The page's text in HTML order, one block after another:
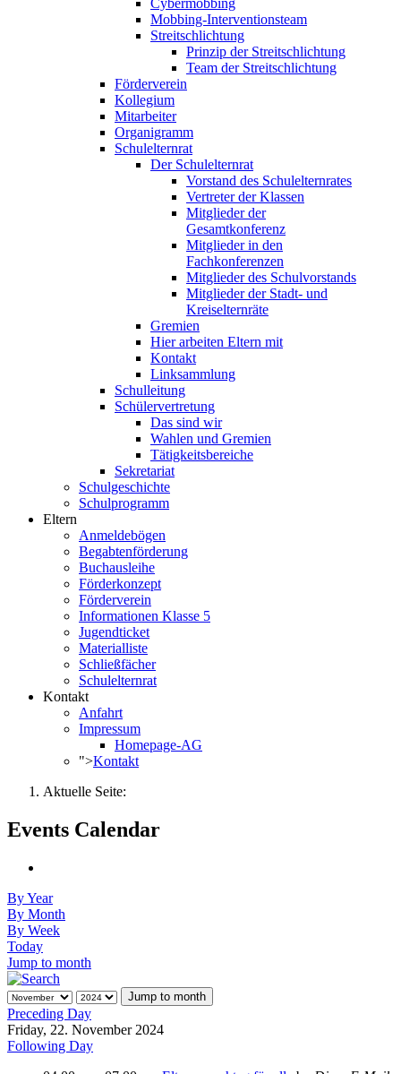
Cybermobbing
Mobbing-Interventionsteam
Streitschlichtung
Prinzip der Streitschlichtung
Team der Streitschlichtung
Förderverein
Kollegium
Mitarbeiter
Organigramm
Schulelternrat
Der Schulelternrat
Vorstand des Schulelternrates
Vertreter der Klassen
Mitglieder der
Gesamtkonferenz
Mitglieder in den
Fachkonferenzen
Mitglieder des Schulvorstands
Mitglieder der Stadt- und
Kreiselternräte
Gremien
Hier arbeiten Eltern mit
Kontakt
Linksammlung
Schulleitung
Schülervertretung
Das sind wir
Wahlen und Gremien
Tätigkeitsbereiche
Sekretariat
Schulgeschichte
Schulprogramm
Eltern
Anmeldebögen
Begabtenförderung
Buchausleihe
Förderkonzept
Förderverein
Informationen Klasse 5
Jugendticket
Materialliste
Schließfächer
Schulelternrat
Kontakt
Anfahrt
Impressum
Homepage-AG
">Kontakt
Aktuelle Seite:
Events Calendar
By Year
By Month
By Week
Today
Jump to month
Jump to month
Preceding Day
Friday, 22. November 2024
Following Day